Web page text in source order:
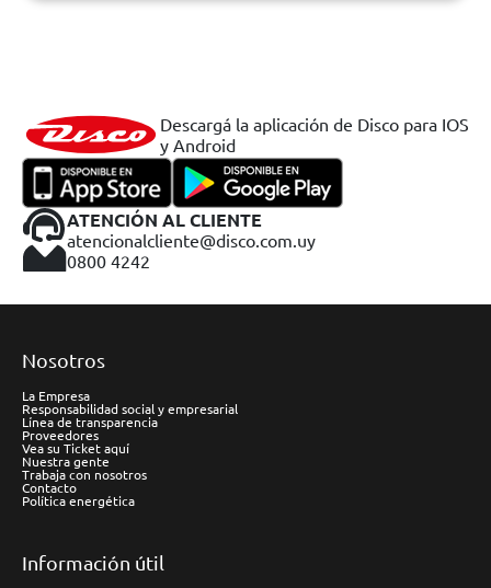
Descargá la aplicación de Disco para IOS
y Android
ATENCIÓN AL CLIENTE
atencionalcliente@disco.com.uy
0800 4242
Nosotros
La Empresa
Responsabilidad social y empresarial
Línea de transparencia
Proveedores
Vea su Ticket aquí
Nuestra gente
Trabaja con nosotros
Contacto
Política energética
Información útil